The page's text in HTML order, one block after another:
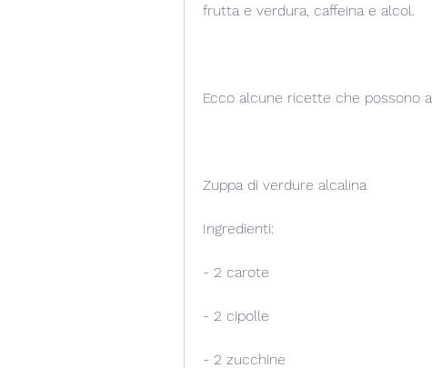
frutta e verdura, caffeina e alcol.
Ecco alcune ricette che possono
Zuppa di verdure alcalina
Ingredienti:
- 2 carote
- 2 cipolle
- 2 zucchine